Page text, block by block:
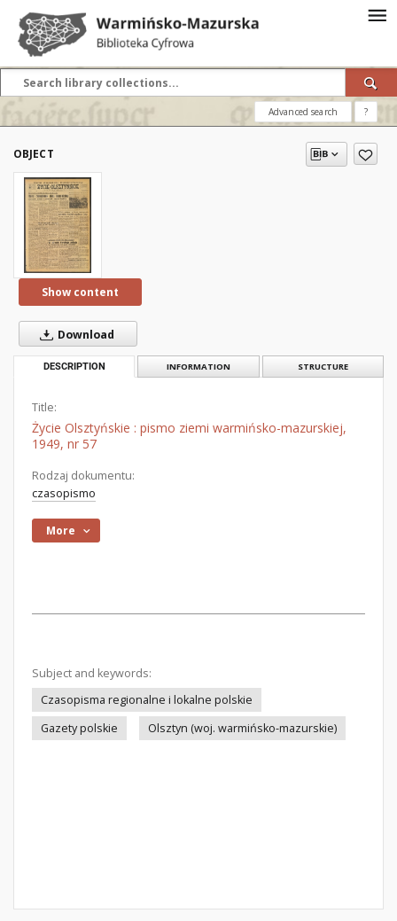
Advanced search ?
OBJECT
Show content
Download
DESCRIPTION INFORMATION STRUCTURE
Title:
Życie Olsztyńskie : pismo ziemi warmińsko-mazurskiej,
1949, nr 57
Rodzaj dokumentu:
czasopismo
More
Subject and keywords:
Czasopisma regionalne i lokalne polskie
Gazety polskie
Olsztyn (woj. warmińsko-mazurskie)